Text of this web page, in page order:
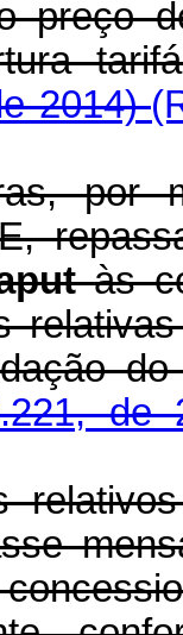
preço
2014)
por
às
de